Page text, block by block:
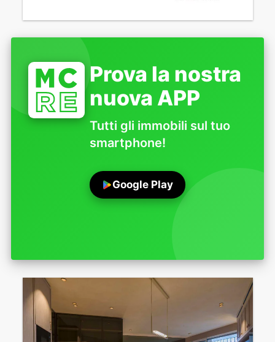
Prova la nostra
nuova APP
Tutti gli immobili sul tuo
smartphone!
Google Play